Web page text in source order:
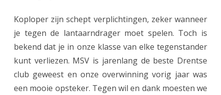
s
e
n
Koploper zijn schept verplichtingen, zeker wanneer
je tegen de lantaarndrager moet spelen. Toch is
bekend dat je in onze klasse van elke tegenstander
kunt verliezen. MSV is jarenlang de beste Drentse
club geweest en onze overwinning vorig jaar was
een mooie opsteker. Tegen wil en dank moesten we